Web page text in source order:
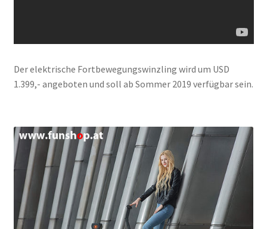
Der elektrische Fortbewegungswinzling wird um USD
1.399,- angeboten und soll ab Sommer 2019 verfügbar sein.